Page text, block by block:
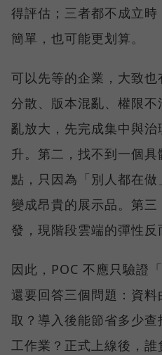
得評估；三者都不成立
簡單，也可能更划算。
可以先等的企業，大致
分散、版本混亂、權限
亂放大，先完成集中與
升。第二，找不到一個
點，只因為「別人都在
變成昂貴的展示品。第
發，現階段雲端的彈性反
因此，POC 不應只驗證
還要回答三個問題：資
取？導入後能節省多少
工作業？正式上線後，